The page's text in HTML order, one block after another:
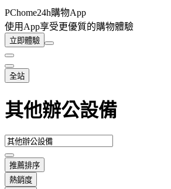
PChome24h購物App
使用App享受更優質的購物體驗
立即體驗
全站
其他辦公設備
推薦排序
熱銷度